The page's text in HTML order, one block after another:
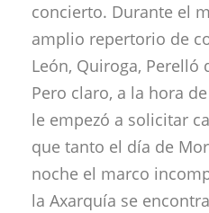
concierto. Durante el
amplio repertorio de
León, Quiroga, Perelló
Pero claro, a la hora
le empezó a solicitar
que tanto el día de
noche el marco
la Axarquía se